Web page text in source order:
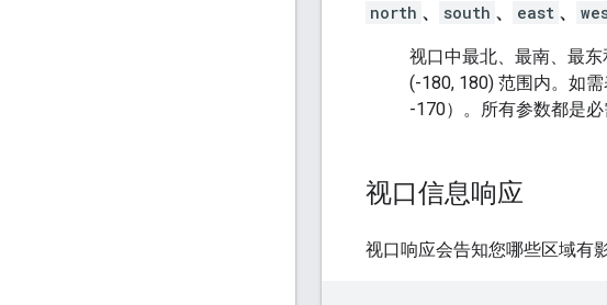
north 、 south 、 east 、
视口中最北、最南、最
(-180, 180) 范围内。如
-170）。所有参数都是必
视口信息响应
视口响应会告知您哪些区域有